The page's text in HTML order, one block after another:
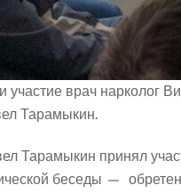
участие врач нарколог
Тарамыкин.
беседы —